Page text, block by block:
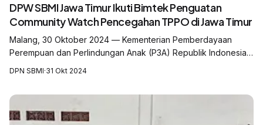
DPW SBMI Jawa Timur Ikuti Bimtek Penguatan
Community Watch Pencegahan TPPO di Jawa Timur
Malang, 30 Oktober 2024 — Kementerian Pemberdayaan
Perempuan dan Perlindungan Anak (P3A) Republik Indonesia
DPN SBMI·31 Okt 2024